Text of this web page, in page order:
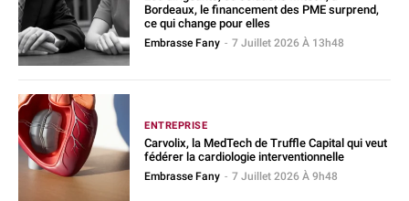
Bordeaux, le financement des PME surprend,
ce qui change pour elles
Embrasse Fany - 7 Juillet 2026 À 13h48
ENTREPRISE
Carvolix, la MedTech de Truffle Capital qui veut
fédérer la cardiologie interventionnelle
Embrasse Fany - 7 Juillet 2026 À 9h48